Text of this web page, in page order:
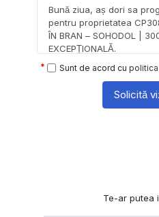
Sunt de acord cu
Solicită
Te-ar putea